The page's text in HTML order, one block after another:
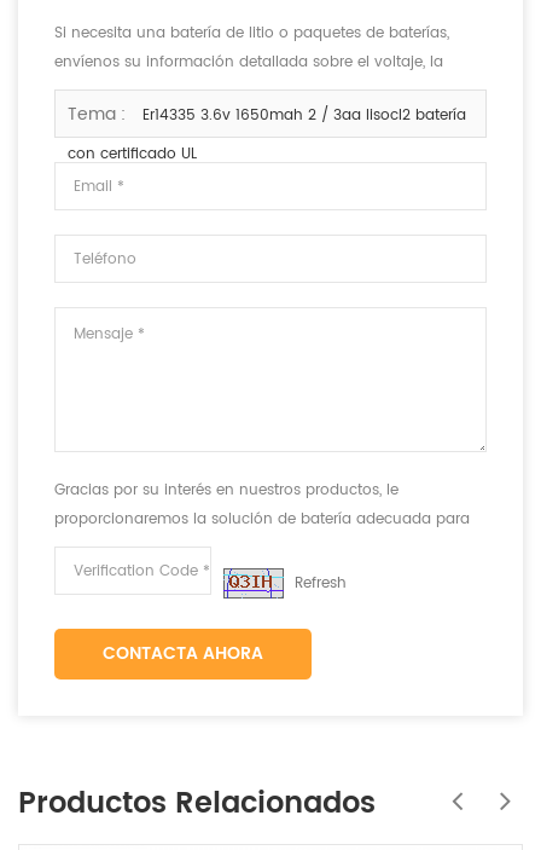
Si necesita una batería de litio o paquetes de baterías,
envíenos su información detallada sobre el voltaje, la
capacidad y el tamaño.
Tema :
Er14335 3.6v 1650mah 2 / 3aa lisocl2 batería
con certificado UL
Gracias por su interés en nuestros productos, le
proporcionaremos la solución de batería adecuada para
cumplir con sus requisitos.
Refresh
CONTACTA AHORA
Productos Relacionados